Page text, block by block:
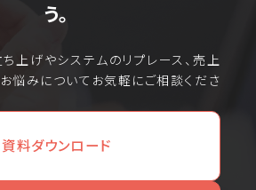
う。
上げやシステムのリプレース、売上
悩みについてお気軽にご相談くださ
資料ダウンロード